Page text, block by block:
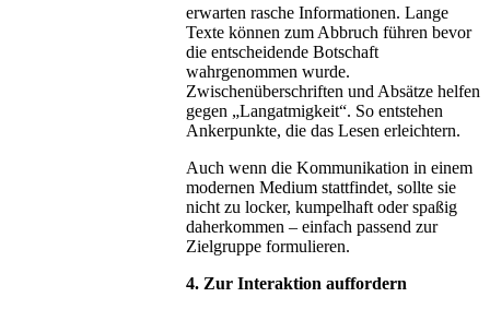
erwarten rasche Informationen. Lange
Texte können zum Abbruch führen bevor
die entscheidende Botschaft
wahrgenommen wurde.
Zwischenüberschriften und Absätze helfen
gegen „Langatmigkeit“. So entstehen
Ankerpunkte, die das Lesen erleichtern.
Auch wenn die Kommunikation in einem
modernen Medium stattfindet, sollte sie
nicht zu locker, kumpelhaft oder spaßig
daherkommen – einfach passend zur
Zielgruppe formulieren.
4. Zur Interaktion auffordern